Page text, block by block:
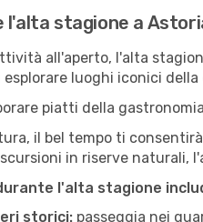
l'alta stagione a
all'aperto, l'alta
luoghi iconici
piatti della
il bel tempo ti
in riserve naturali,
l'alta stagione
storici: passeggia nei